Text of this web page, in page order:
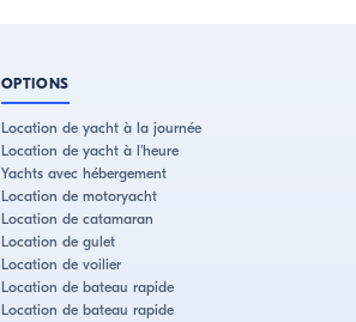
OPTIONS
Location de yacht à la journée
Location de yacht à l'heure
Yachts avec hébergement
Location de motoryacht
Location de catamaran
Location de gulet
Location de voilier
Location de bateau rapide
Location de bateau rapide